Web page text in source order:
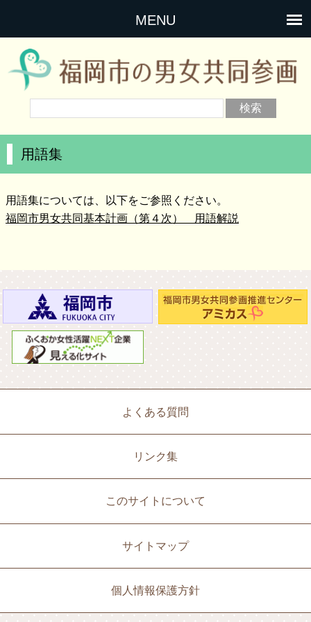
MENU
用語集
用語集については、以下をご参照ください。
福岡市男女共同基本計画（第４次） 用語解説
よくある質問
リンク集
このサイトについて
サイトマップ
個人情報保護方針